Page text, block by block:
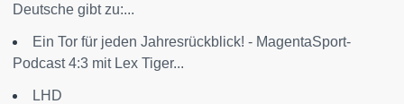
Deutsche gibt zu:...
Ein Tor für jeden Jahresrückblick! - MagentaSport-
Podcast 4:3 mit Lex Tiger...
LHD